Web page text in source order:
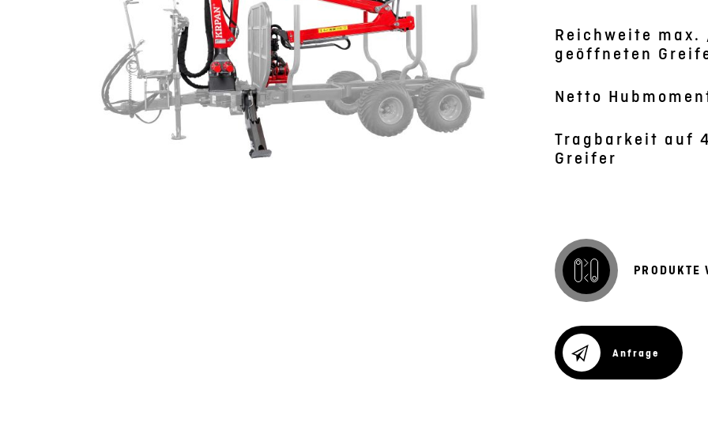
Reichweite
geöffneten
Netto
Tragbarkeit auf
Greifer
PRODUKTE
Anfrage